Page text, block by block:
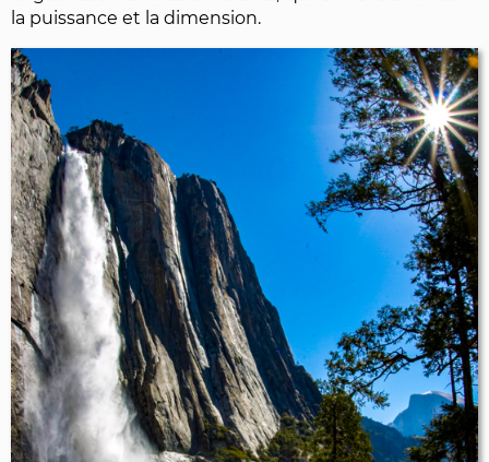
la puissance et la dimension.